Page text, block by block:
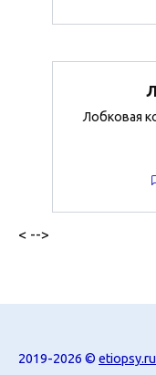
Лобковая
< -->
2019-2026 © etiopsy.ru